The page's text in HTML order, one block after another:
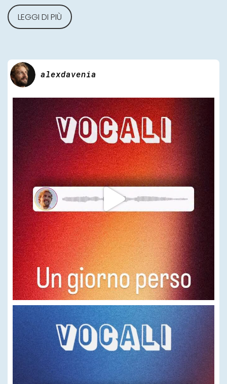
LEGGI DI PIÙ
alexdavenia